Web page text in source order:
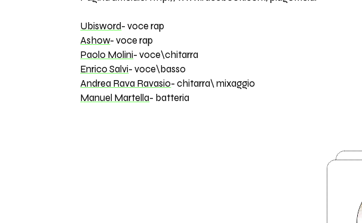
Ubisword- voce rap
Ashow- voce rap
Paolo Molini- voce\chitarra
Enrico Salvi- voce\basso
Andrea Rava Ravasio- chitarra\ mixaggio
Manuel Martella- batteria